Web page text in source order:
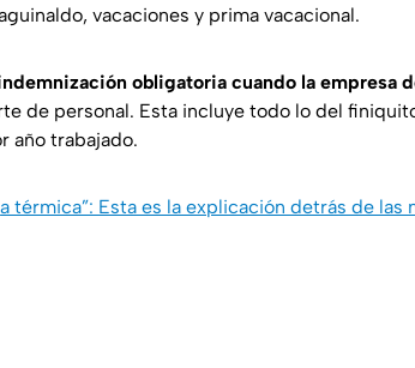
vacaciones y prima vacacional.
obligatoria cuando la empresa
de personal. Esta incluye todo lo del
año trabajado.
térmica”: Esta es la explicación detrás de las